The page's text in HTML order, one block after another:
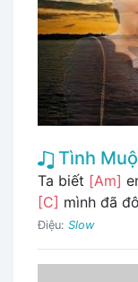
Tình
Ta biết [Am]
[C] mình đã
Điệu: Slow